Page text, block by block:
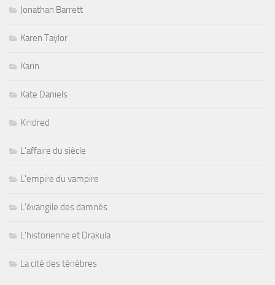
Jonathan Barrett
Karen Taylor
Karin
Kate Daniels
Kindred
L'affaire du siècle
L'empire du vampire
L'évangile des damnés
L'historienne et Drakula
La cité des ténèbres